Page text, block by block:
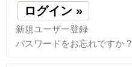
新規ユーザー登録
パスワードをお忘れですか ?